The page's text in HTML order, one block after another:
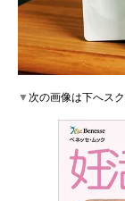
▼次の画像は下へス